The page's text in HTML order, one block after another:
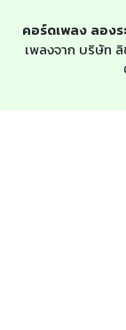
คอร์ดเพลง ลอง
เพลงจาก บริษัท